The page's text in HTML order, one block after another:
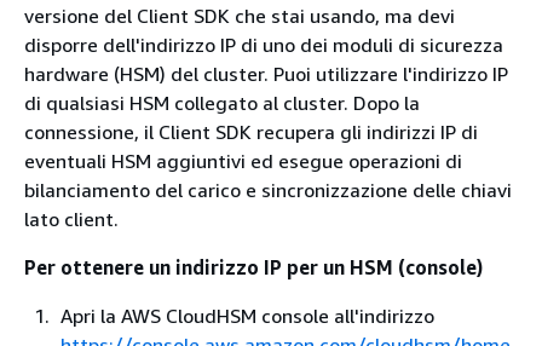
versione del Client SDK che stai usando, ma devi
disporre dell'indirizzo IP di uno dei moduli di sicurezza
hardware (HSM) del cluster. Puoi utilizzare l'indirizzo IP
di qualsiasi HSM collegato al cluster. Dopo la
connessione, il Client SDK recupera gli indirizzi IP di
eventuali HSM aggiuntivi ed esegue operazioni di
bilanciamento del carico e sincronizzazione delle chiavi
lato client.
Per ottenere un indirizzo IP per un HSM (console)
Apri la AWS CloudHSM console all'indirizzo